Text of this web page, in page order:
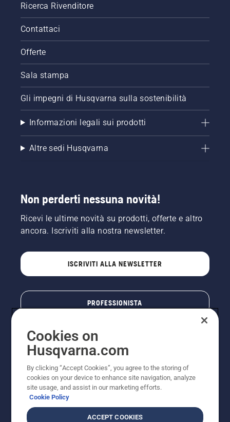
Ricerca Rivenditore
Contattaci
Offerte
Sala stampa
Gli impegni di Husqvarna sulla sostenibilità
Informazioni legali sui prodotti
Altre sedi Husqvarna
Non perderti nessuna novità!
Ricevi le ultime novità su prodotti, offerte e altro
ancora. Iscriviti alla nostra newsletter.
ISCRIVITI ALLA NEWSLETTER
PROFESSIONISTA
© Husqvarna AB (publ). Tutti i diritti riservati. I prezzi
Cookies on
Husqvarna.com
By clicking “Accept Cookies”, you agree to the storing of
cookies on your device to enhance site navigation, analyze
site usage, and assist in our marketing efforts.
Cookie Policy
ACCEPT COOKIES